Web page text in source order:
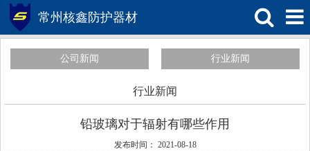
常州核鑫防护器材
公司新闻 行业新闻
行业新闻
铅玻璃对于辐射有哪些作用
发布时间： 2021-08-18